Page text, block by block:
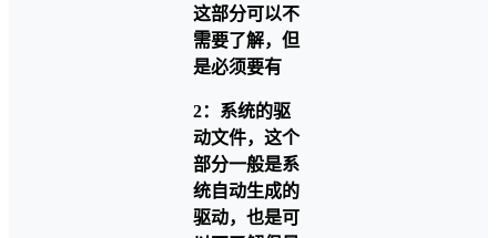
这部分可以不
需要了解，但
是必须要有
2：系统的驱
动文件，这个
部分一般是系
统自动生成的
驱动，也是可